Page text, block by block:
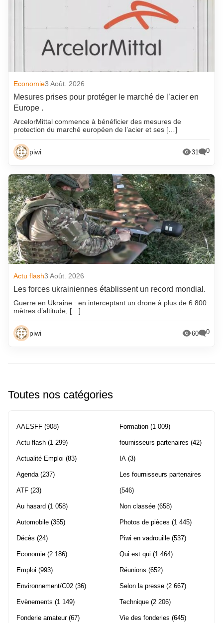
Economie3 Août. 2026
Mesures prises pour protéger le marché de l’acier en
Europe .
ArcelorMittal commence à bénéficier des mesures de
protection du marché européen de l’acier et ses […]
piwi 31 0
Actu flash3 Août. 2026
Les forces ukrainiennes établissent un record mondial.
Guerre en Ukraine : en interceptant un drone à plus de 6 800
mètres d’altitude, […]
piwi 60 0
Toutes nos catégories
AAESFF (908)
Actu flash (1 299)
Actualité Emploi (83)
Agenda(237)
ATF (23)
Au hasard (1 058)
Automobile (355)
Décès (24)
Economie (2 186)
Emploi (993)
Environnement/C02 (36)
Evènements (1 149)
Fonderie amateur(67)
Formation (1 009)
fournisseurs partenaires (42)
IA (3)
Les fournisseurs partenaires
(546)
Non classée (658)
Photos de pièces (1 445)
Piwi en vadrouille (537)
Qui est qui (1 464)
Réunions (652)
Selon la presse (2 667)
Technique (2 206)
Vie des fonderies (645)